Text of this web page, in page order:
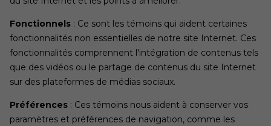
Fonctionnels : Ce sont les témoins qui aident certaines
fonctionnalités non essentielles de notre site Internet. Ces
fonctionnalités comprennent l'intégration de contenus tels
que des vidéos ou le partage de contenus du site Internet
sur des plateformes de médias sociaux.
Préférences : Ces témoins nous aident à conserver vos
paramètres et préférences de navigation, comme les